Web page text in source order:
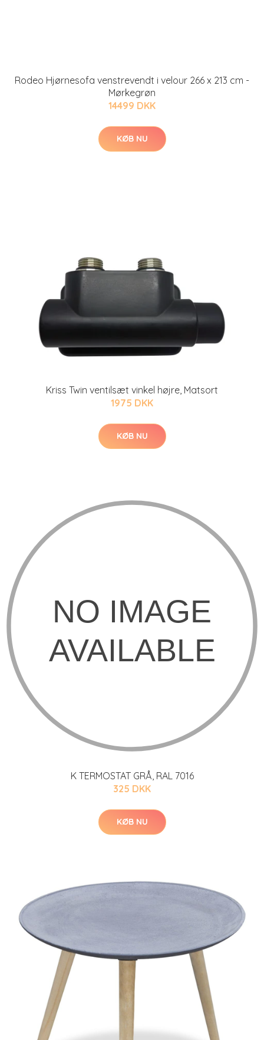
Rodeo Hjørnesofa venstrevendt i velour 266 x 213 cm -
Mørkegrøn
14499 DKK
KØB NU
Kriss Twin ventilsæt vinkel højre, Matsort
1975 DKK
KØB NU
K TERMOSTAT GRÅ, RAL 7016
325 DKK
KØB NU